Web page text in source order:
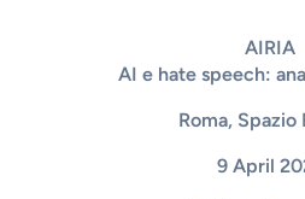
AIRIA
AI e hate speech:
Roma, Spazio
9 April